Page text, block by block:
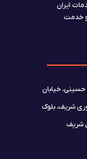
خیابان
نوآوری شریف، بلوک
ایران
و خدمت